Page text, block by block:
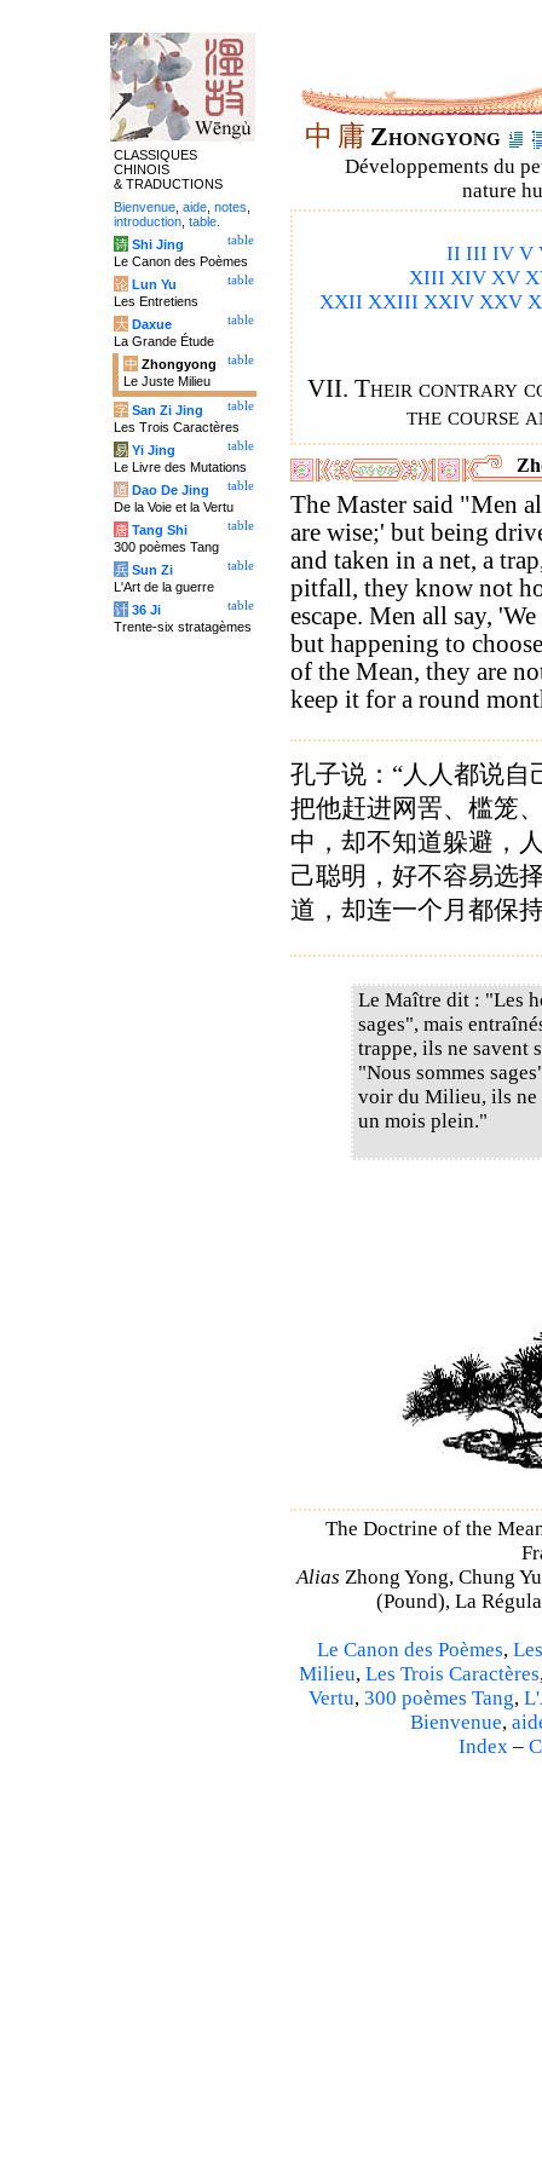
中 庸 Zhongyong
Développements du
nature
II III IV V
XIII XIV XV
XXII XXIII XXIV XXV
VII. Their contrary
the course
The Master said "Men
are wise;' but being
and taken in a net, a
pitfall, they know not
escape. Men all say,
but happening to
of the Mean, they are
keep it for a round
孔子说：“人人都说自
把他赶进网罟、槛笼
中，却不知道躲避，
己聪明，好不容易选
道，却连一个月都保
Le Maître dit : "Les
sages", mais
trappe, ils ne savent
"Nous sommes
voir du Milieu, ils ne
un mois plein."
The Doctrine of the
Alias Zhong Yong, Chung
(Pound), La
Le Canon des Poèmes,
Milieu, Les Trois Caractères
Vertu, 300 poèmes Tang,
Bienvenue,
Index–
CLASSIQUES
CHINOIS
& TRADUCTIONS
Bienvenue aide notes
introduction table
table
诗 Shi Jing
Le Canon des Poèmes
table
论 Lun Yu
Les Entretiens
table
大 Daxue
La Grande Étude
table
中 Zhongyong
Le Juste Milieu
table
字 San Zi Jing
Les Trois Caractères
table
易 Yi Jing
Le Livre des Mutations
table
道 Dao De Jing
De la Voie et la Vertu
table
唐 Tang Shi
300 poèmes Tang
table
兵 Sun Zi
L'Art de la guerre
table
计 36 Ji
Trente-six stratagèmes